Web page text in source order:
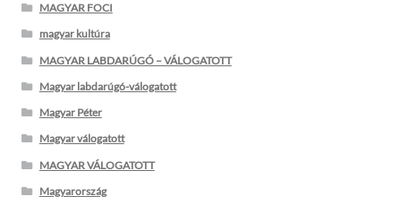
MAGYAR FOCI
magyar kultúra
MAGYAR LABDARÚGÓ – VÁLOGATOTT
Magyar labdarúgó-válogatott
Magyar Péter
Magyar válogatott
MAGYAR VÁLOGATOTT
Magyarország